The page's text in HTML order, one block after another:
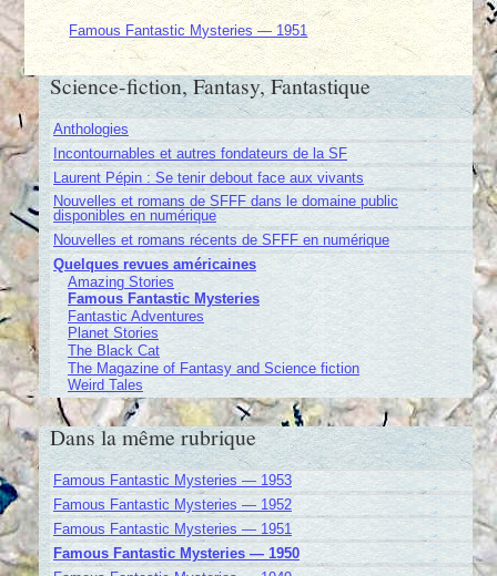
Famous Fantastic Mysteries — 1951
Science-fiction, Fantasy, Fantastique
Anthologies
Incontournables et autres fondateurs de la SF
Laurent Pépin : Se tenir debout face aux vivants
Nouvelles et romans de SFFF dans le domaine public
disponibles en numérique
Nouvelles et romans récents de SFFF en numérique
Quelques revues américaines
Amazing Stories
Famous Fantastic Mysteries
Fantastic Adventures
Planet Stories
The Black Cat
The Magazine of Fantasy and Science fiction
Weird Tales
Dans la même rubrique
Famous Fantastic Mysteries — 1953
Famous Fantastic Mysteries — 1952
Famous Fantastic Mysteries — 1951
Famous Fantastic Mysteries — 1950